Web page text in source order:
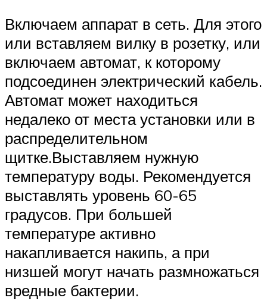
Включаем аппарат в сеть. Для этого
или вставляем вилку в розетку, или
включаем автомат, к которому
подсоединен электрический кабель.
Автомат может находиться
недалеко от места установки или в
распределительном
щитке.Выставляем нужную
температуру воды. Рекомендуется
выставлять уровень 60-65
градусов. При большей
температуре активно
накапливается накипь, а при
низшей могут начать размножаться
вредные бактерии.